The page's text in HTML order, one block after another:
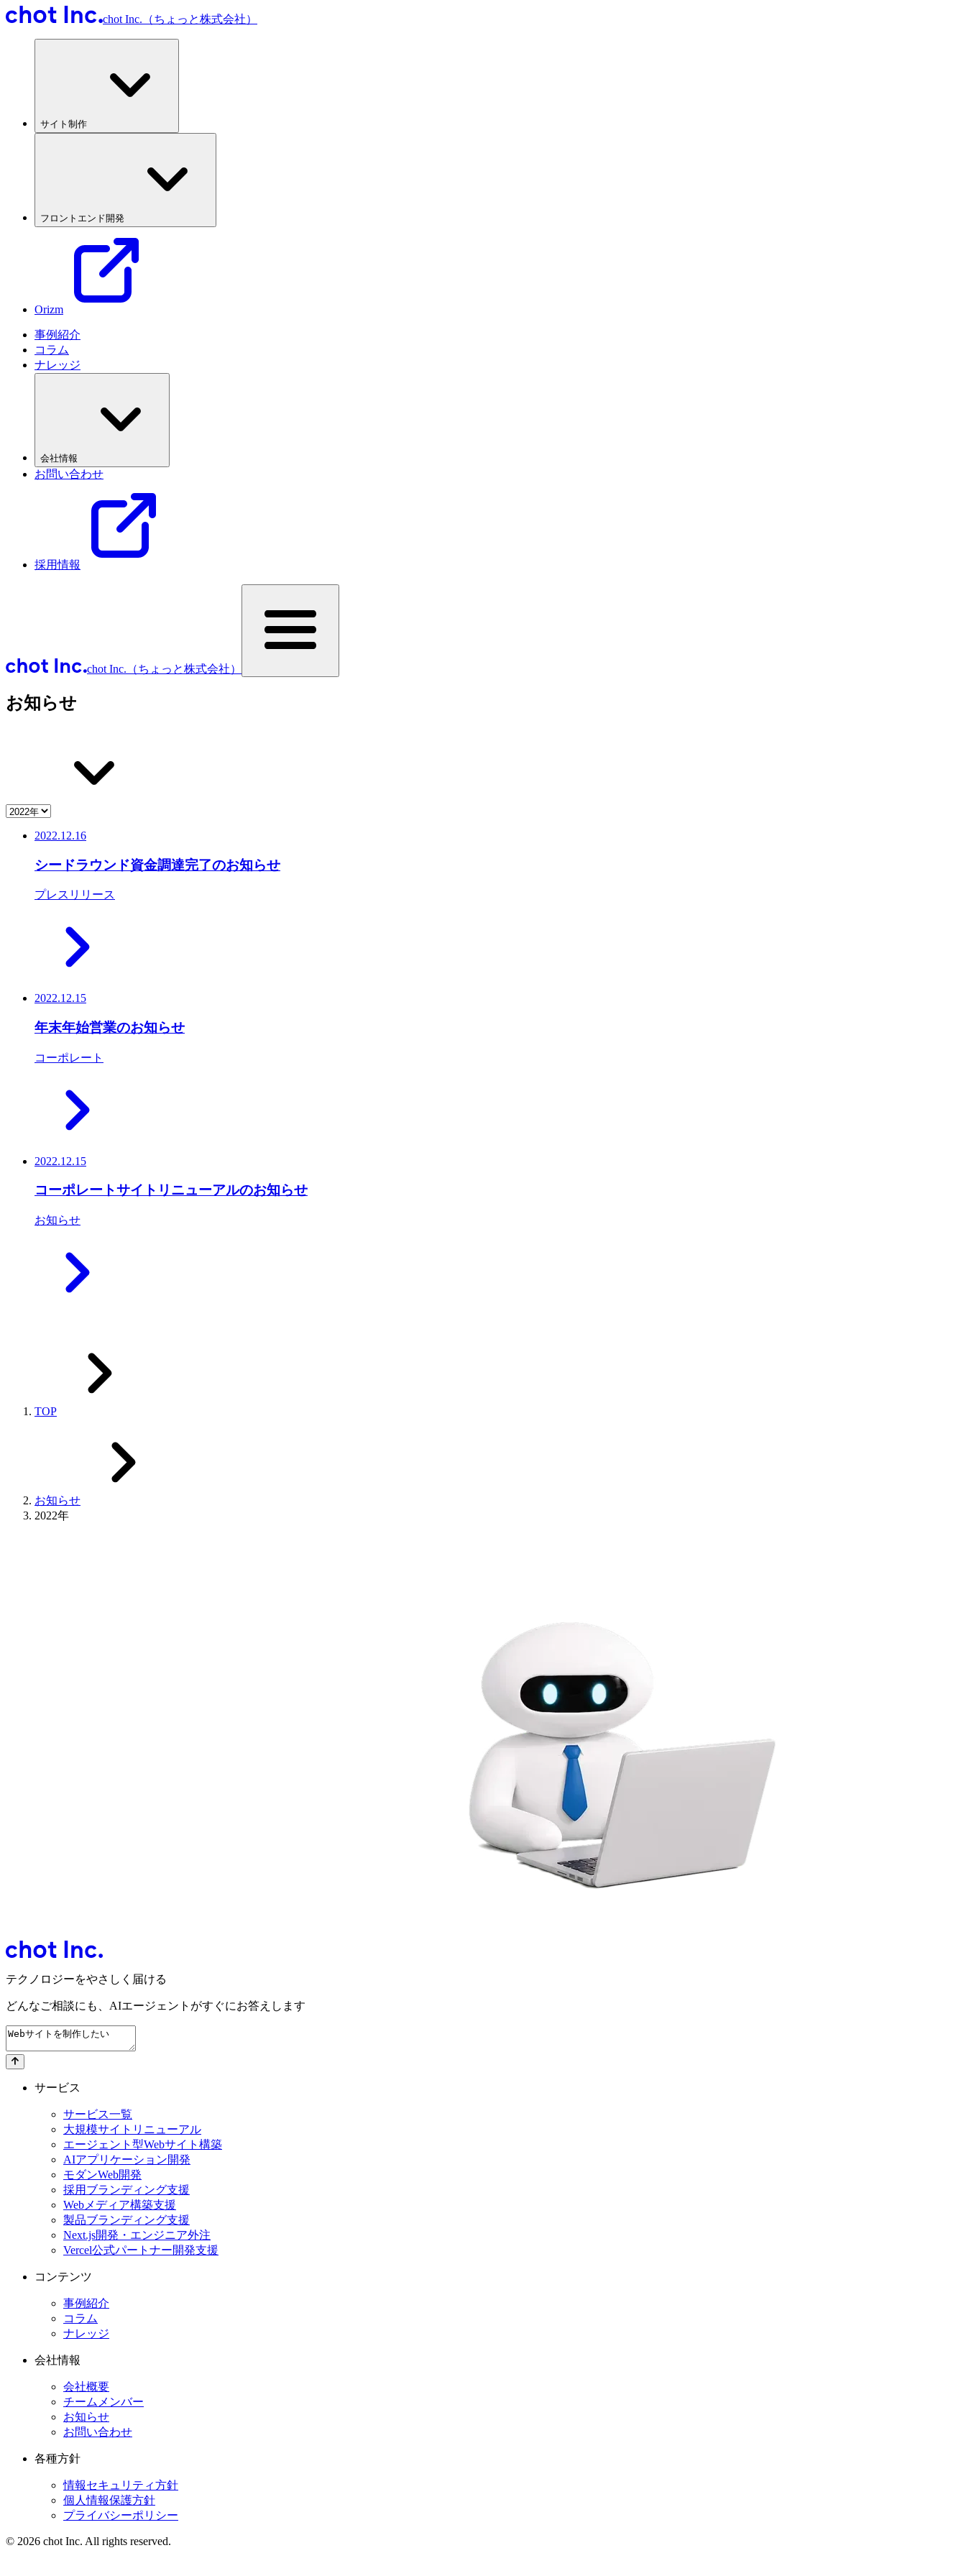
chot Inc.（ちょっと株式会社）
サイト制作
フロントエンド開発
Orizm
事例紹介
コラム
ナレッジ
会社情報
お問い合わせ
採用情報
chot Inc.（ちょっと株式会社）
お知らせ
2022.12.16
シードラウンド資金調達完了のお知らせ
プレスリリース
2022.12.15
年末年始営業のお知らせ
コーポレート
2022.12.15
コーポレートサイトリニューアルのお知らせ
お知らせ
TOP
お知らせ
2022年
テクノロジーをやさしく届ける
どんなご相談にも、 AIエージェントがすぐにお答えします
サービス
サービス一覧
大規模サイトリニューアル
エージェント型Webサイト構築
AIアプリケーション開発
モダンWeb開発
採用ブランディング支援
Webメディア構築支援
製品ブランディング支援
Next.js開発・エンジニア外注
Vercel公式パートナー開発支援
コンテンツ
事例紹介
コラム
ナレッジ
会社情報
会社概要
チームメンバー
お知らせ
お問い合わせ
各種方針
情報セキュリティ方針
個人情報保護方針
プライバシーポリシー
© 2026 chot Inc. All rights reserved.